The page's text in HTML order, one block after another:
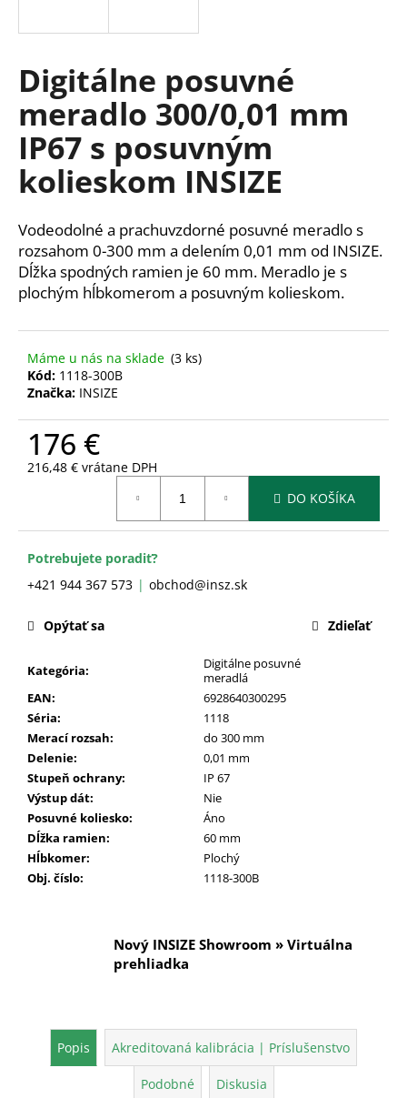
Digitálne posuvné
meradlo 300/0,01 mm
IP67 s posuvným
kolieskom INSIZE
Vodeodolné a prachuvzdorné posuvné meradlo s
rozsahom 0-300 mm a delením 0,01 mm od INSIZE.
Dĺžka spodných ramien je 60 mm. Meradlo je s
plochým hĺbkomerom a posuvným kolieskom.
Máme u nás na sklade (3 ks)
Kód: 1118-300B
Značka: INSIZE
176 €
216,48 € vrátane DPH
DO KOŠÍKA
Potrebujete poradiť?
+421 944 367 573
obchod@insz.sk
Kategória:
Digitálne posuvné
meradlá
EAN:
6928640300295
Séria:
1118
Merací rozsah:
do 300 mm
Delenie:
0,01 mm
Stupeň ochrany:
IP 67
Výstup dát:
Nie
Posuvné koliesko:
Áno
Dĺžka ramien:
60 mm
Hĺbkomer:
Plochý
Obj. číslo: 1118-300B
Opýtať sa Zdieľať
Nový INSIZE Showroom » Virtuálna
prehliadka
Popis Akreditovaná kalibrácia | Príslušenstvo
Podobné Diskusia
s
ť
?
O
p
o
ú
m
e